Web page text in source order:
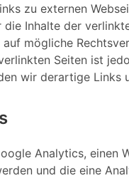
zu externen
die Inhalte der
mögliche
Seiten ist
wir derartige Links
Analytics, einen
und die eine